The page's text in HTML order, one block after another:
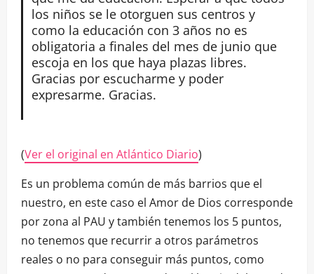
los niños se le otorguen sus centros y
como la educación con 3 años no es
obligatoria a finales del mes de junio que
escoja en los que haya plazas libres.
Gracias por escucharme y poder
expresarme. Gracias.
(Ver el original en Atlántico Diario)
Es un problema común de más barrios que el
nuestro, en este caso el Amor de Dios corresponde
por zona al PAU y también tenemos los 5 puntos,
no tenemos que recurrir a otros parámetros
reales o no para conseguir más puntos, como